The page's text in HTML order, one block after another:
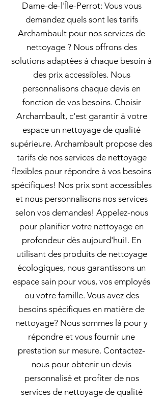
Dame-de-l'Île-Perrot: Vous vous
demandez quels sont les tarifs
Archambault pour nos services de
nettoyage ? Nous offrons des
solutions adaptées à chaque besoin à
des prix accessibles. Nous
personnalisons chaque devis en
fonction de vos besoins. Choisir
Archambault, c'est garantir à votre
espace un nettoyage de qualité
supérieure. Archambault propose des
tarifs de nos services de nettoyage
flexibles pour répondre à vos besoins
spécifiques! Nos prix sont accessibles
et nous personnalisons nos services
selon vos demandes! Appelez-nous
pour planifier votre nettoyage en
profondeur dès aujourd'hui!. En
utilisant des produits de nettoyage
écologiques, nous garantissons un
espace sain pour vous, vos employés
ou votre famille. Vous avez des
besoins spécifiques en matière de
nettoyage? Nous sommes là pour y
répondre et vous fournir une
prestation sur mesure. Contactez-
nous pour obtenir un devis
personnalisé et profiter de nos
services de nettoyage de qualité